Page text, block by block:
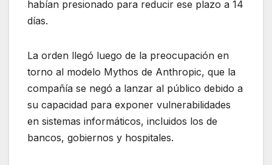
habían presionado para reducir ese plazo a 14
días.
La orden llegó luego de la preocupación en
torno al modelo Mythos de Anthropic, que la
compañía se negó a lanzar al público debido a
su capacidad para exponer vulnerabilidades
en sistemas informáticos, incluidos los de
bancos, gobiernos y hospitales.